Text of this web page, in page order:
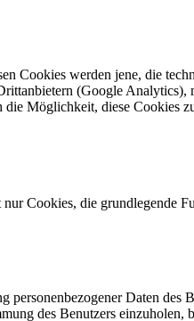
Cookies werden jene, die
(Google
Möglichkeit, diese Cookies
Cookies, die grundlegende
Daten des
des Benutzers einzuholen,